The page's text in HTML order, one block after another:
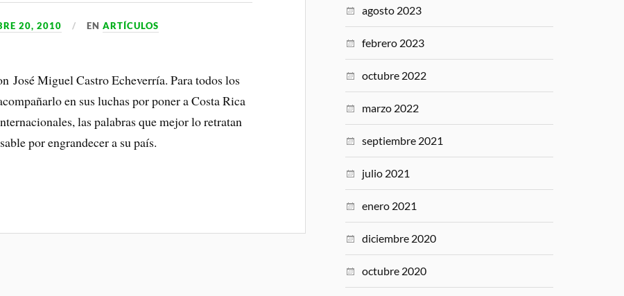
20, 2010 ENARTÍCULOS
José Miguel Castro Echeverría. Para todos los
en sus luchas por poner a Costa Rica
las palabras que mejor lo retratan
por engrandecer a su país.
agosto 2023
febrero 2023
octubre 2022
marzo 2022
septiembre 2021
julio 2021
enero 2021
diciembre 2020
octubre 2020